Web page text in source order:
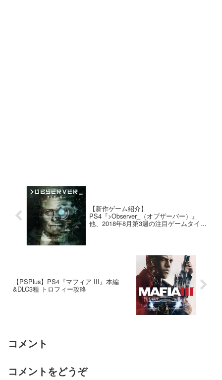
【新作ゲーム紹介】
PS4『>Observer_（オブザーバー）』
他、2018年8月第3週の注目ゲームタイト
【PSPlus】PS4『マフィア III』本編
&DLC3種 トロフィー攻略
コメント
コメントをどうぞ